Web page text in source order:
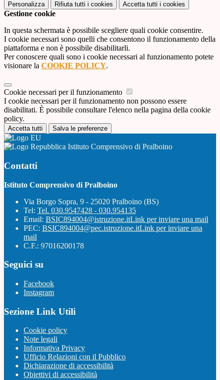
Personalizza Rifiuta tutti i cookies Accetta tutti i cookies
Gestione cookie
In questa schermata è possibile scegliere quali cookie consentire.
I cookie necessari sono quelli che consentono il funzionamento della
piattaforma e non è possibile disabilitarli.
Per conoscere quali sono i cookie necessari al funzionamento potete
visionare la COOKIE POLICY.
Cookie necessari per il funzionamento
I cookie necessari per il funzionamento non possono essere
disabilitati. È possibile consultare l'elenco nella pagina della cookie
policy.
Accetta tutti Salva le preferenze
Istituto Comprensivo di Pralboino
Contatti
Istituto Comprensivo di Pralboino
Via Borgo Sopra, 9 - 25020 Pralboino (BS)
Tel: Tel. 030.9547428 - 030.954135
Email: BSIC894004@istruzione.itLink per inviare una mail
PEC: BSIC894004@pec.istruzione.itLink per inviare una
mail
C.F.: 97016200178
Seguici su
Facebook
Instagram
Sezione Link Utili
Cookie policy
Note legali
Informativa Privacy
Ufficio Relazioni con il Pubblico
Dichiarazione di accessibilità
Obiettivi di accessibilità